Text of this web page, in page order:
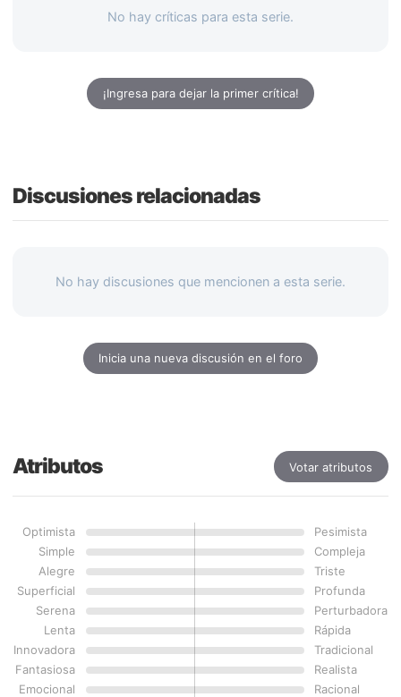
No hay críticas para esta serie.
¡Ingresa para dejar la primer crítica!
Discusiones relacionadas
No hay discusiones que mencionen a esta serie.
Inicia una nueva discusión en el foro
Atributos Votar atributos
Optimista
Pesimista
Simple
Compleja
Alegre
Triste
Superficial
Profunda
Serena
Perturbadora
Lenta
Rápida
Innovadora
Tradicional
Fantasiosa
Realista
Emocional
Racional